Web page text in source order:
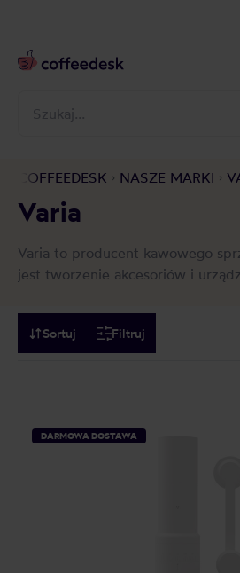
COFFEEDESK NASZE MARKI
Varia
Varia to producent kawowego
jest tworzenie akcesoriów i
Sortuj Filtruj
DARMOWA DOSTAWA